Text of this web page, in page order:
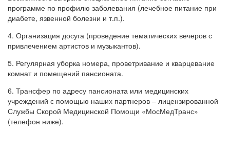
программе по профилю заболевания (лечебное питание при
диабете, язвенной болезни и т.п.).
4. Организация досуга (проведение тематических вечеров с
привлечением артистов и музыкантов).
5. Регулярная уборка номера, проветривание и кварцевание
комнат и помещений пансионата.
6. Трансфер по адресу пансионата или медицинских
учреждений с помощью наших партнеров – лицензированной
Службы Скорой Медицинской Помощи «МосМедТранс»
(телефон ниже).